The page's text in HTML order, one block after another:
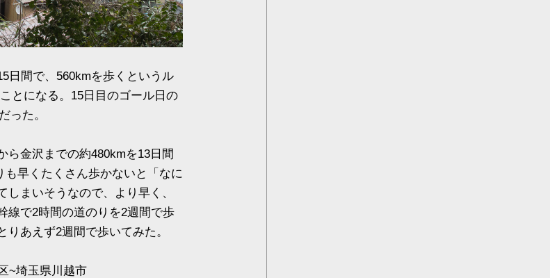
日間で、560kmを歩くというル
とになる。15日目のゴール日の
った。
ら金沢までの約480kmを13日間
早くたくさん歩かないと「なに
まいそうなので、より早く、
線で2時間の道のりを2週間で歩
あえず2週間で歩いてみた。
~埼玉県川越市